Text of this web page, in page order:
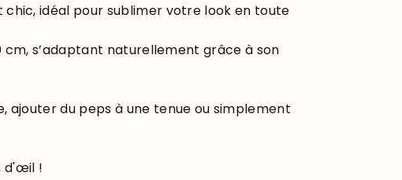
idéal pour sublimer votre look en toute
s’adaptant naturellement grâce à son
ajouter du peps à une tenue ou simplement
d'œil !